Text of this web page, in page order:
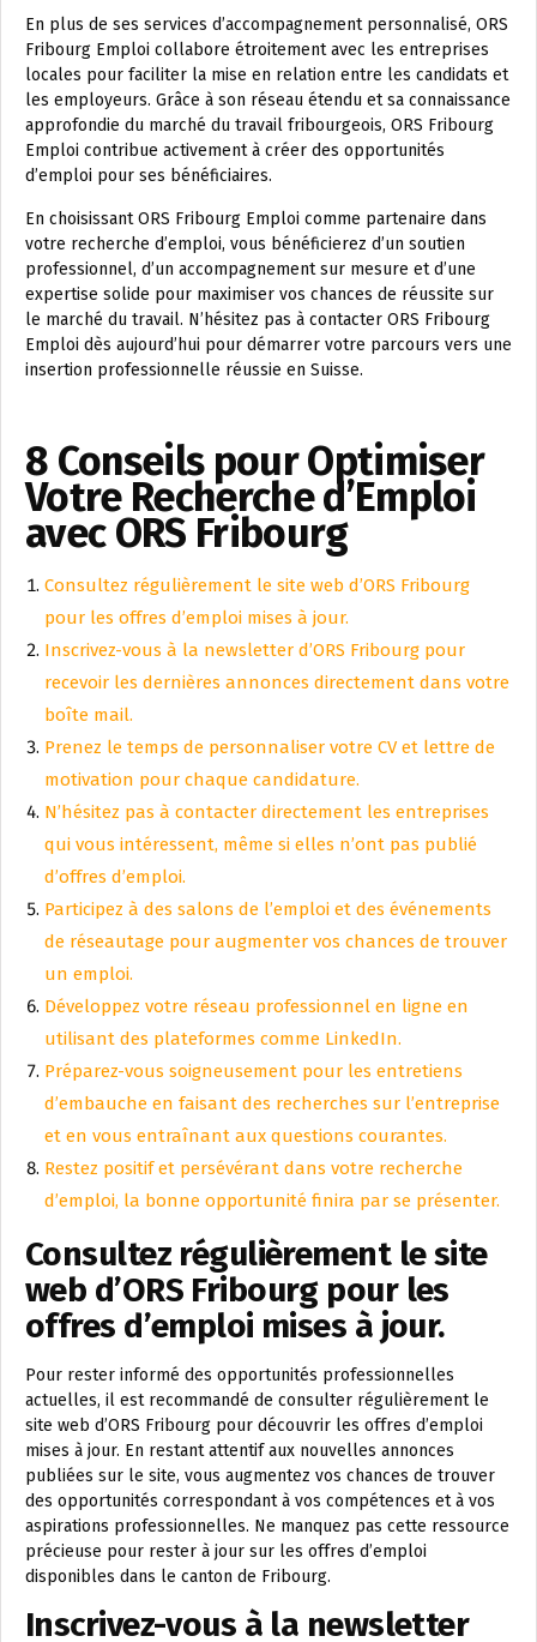
En plus de ses services d’accompagnement personnalisé, ORS
Fribourg Emploi collabore étroitement avec les entreprises
locales pour faciliter la mise en relation entre les candidats et
les employeurs. Grâce à son réseau étendu et sa connaissance
approfondie du marché du travail fribourgeois, ORS Fribourg
Emploi contribue activement à créer des opportunités
d’emploi pour ses bénéficiaires.
En choisissant ORS Fribourg Emploi comme partenaire dans
votre recherche d’emploi, vous bénéficierez d’un soutien
professionnel, d’un accompagnement sur mesure et d’une
expertise solide pour maximiser vos chances de réussite sur
le marché du travail. N’hésitez pas à contacter ORS Fribourg
Emploi dès aujourd’hui pour démarrer votre parcours vers une
insertion professionnelle réussie en Suisse.
8 Conseils pour Optimiser
Votre Recherche d’Emploi
avec ORS Fribourg
Consultez régulièrement le site web d’ORS Fribourg
pour les offres d’emploi mises à jour.
Inscrivez-vous à la newsletter d’ORS Fribourg pour
recevoir les dernières annonces directement dans votre
boîte mail.
Prenez le temps de personnaliser votre CV et lettre de
motivation pour chaque candidature.
N’hésitez pas à contacter directement les entreprises
qui vous intéressent, même si elles n’ont pas publié
d’offres d’emploi.
Participez à des salons de l’emploi et des événements
de réseautage pour augmenter vos chances de trouver
un emploi.
Développez votre réseau professionnel en ligne en
utilisant des plateformes comme LinkedIn.
Préparez-vous soigneusement pour les entretiens
d’embauche en faisant des recherches sur l’entreprise
et en vous entraînant aux questions courantes.
Restez positif et persévérant dans votre recherche
d’emploi, la bonne opportunité finira par se présenter.
Consultez régulièrement le site
web d’ORS Fribourg pour les
offres d’emploi mises à jour.
Pour rester informé des opportunités professionnelles
actuelles, il est recommandé de consulter régulièrement le
site web d’ORS Fribourg pour découvrir les offres d’emploi
mises à jour. En restant attentif aux nouvelles annonces
publiées sur le site, vous augmentez vos chances de trouver
des opportunités correspondant à vos compétences et à vos
aspirations professionnelles. Ne manquez pas cette ressource
précieuse pour rester à jour sur les offres d’emploi
disponibles dans le canton de Fribourg.
Inscrivez-vous à la newsletter